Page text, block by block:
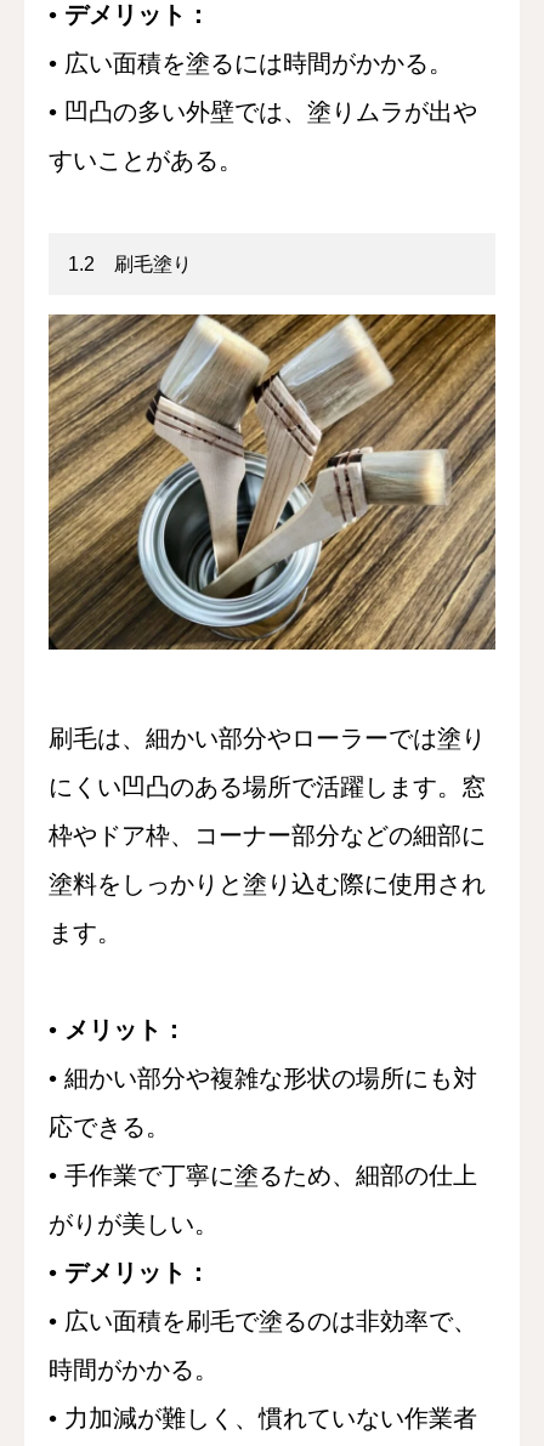
• デメリット：
• 広い面積を塗るには時間がかかる。
• 凹凸の多い外壁では、塗りムラが出や
すいことがある。
1.2 刷毛塗り
刷毛は、細かい部分やローラーでは塗り
にくい凹凸のある場所で活躍します。窓
枠やドア枠、コーナー部分などの細部に
塗料をしっかりと塗り込む際に使用され
ます。
• メリット：
• 細かい部分や複雑な形状の場所にも対
応できる。
• 手作業で丁寧に塗るため、細部の仕上
がりが美しい。
• デメリット：
• 広い面積を刷毛で塗るのは非効率で、
時間がかかる。
• 力加減が難しく、慣れていない作業者